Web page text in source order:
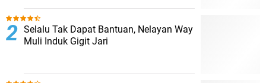
Selalu Tak Dapat Bantuan, Nelayan Way
Muli Induk Gigit Jari